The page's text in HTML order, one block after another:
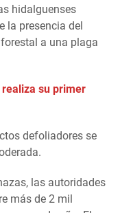
hidalguenses
la presencia del
a una plaga
realiza su primer
defoliadores se
las autoridades
más de 2 mil